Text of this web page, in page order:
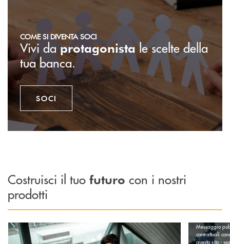
COME SI DIVENTA SOCI
Vivi daprotagonistale scelte della
tua banca.
SOCI
Costruisci il tuo futuro con i nostri
prodotti
Scopri di più Conto Impresa BM Web Scopri di
Messaggio
contrattuali
questo sito -